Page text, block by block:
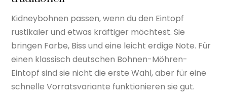
Kidneybohnen passen, wenn du den Eintopf
rustikaler und etwas kräftiger möchtest. Sie
bringen Farbe, Biss und eine leicht erdige Note. Für
einen klassisch deutschen Bohnen-Möhren-
Eintopf sind sie nicht die erste Wahl, aber für eine
schnelle Vorratsvariante funktionieren sie gut.